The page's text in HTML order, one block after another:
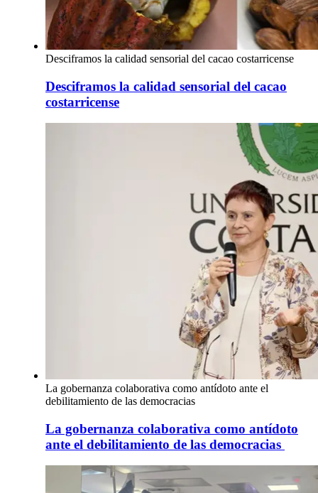
Desciframos la calidad sensorial del cacao costarricense
Desciframos la calidad sensorial del cacao
costarricense
La gobernanza colaborativa como antídoto ante el
debilitamiento de las democracias
La gobernanza colaborativa como antídoto
ante el debilitamiento de las democracias